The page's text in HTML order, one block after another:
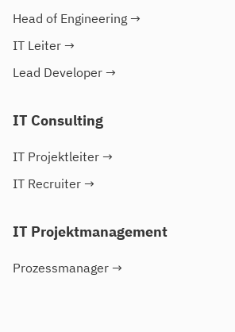
Head of Engineering →
IT Leiter →
Lead Developer →
IT Consulting
IT Projektleiter →
IT Recruiter →
IT Projektmanagement
Prozessmanager →